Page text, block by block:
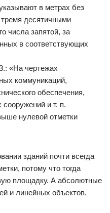
в метрах без
десятичными
числа запятой, за
в соответствующих
«На чертежах
коммуникаций,
обеспечения,
и т. п.
нулевой отметки
зданий почти всегда
потому что тогда
площадку. А абсолютные
и линейных объектов.